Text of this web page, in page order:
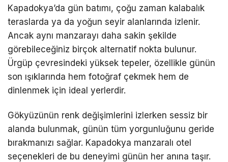
Kapadokya’da gün batımı, çoğu zaman kalabalık
teraslarda ya da yoğun seyir alanlarında izlenir.
Ancak aynı manzarayı daha sakin şekilde
görebileceğiniz birçok alternatif nokta bulunur.
Ürgüp çevresindeki yüksek tepeler, özellikle günün
son ışıklarında hem fotoğraf çekmek hem de
dinlenmek için ideal yerlerdir.
Gökyüzünün renk değişimlerini izlerken sessiz bir
alanda bulunmak, günün tüm yorgunluğunu geride
bırakmanızı sağlar. Kapadokya manzaralı otel
seçenekleri de bu deneyimi günün her anına taşır.